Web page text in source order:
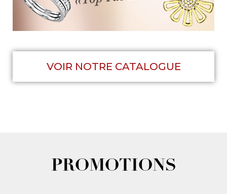
VOIR NOTRE CATALOGUE
PROMOTIONS